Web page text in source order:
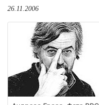
26.11.2006